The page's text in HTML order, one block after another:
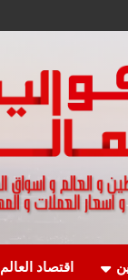
اقتصاد العالم